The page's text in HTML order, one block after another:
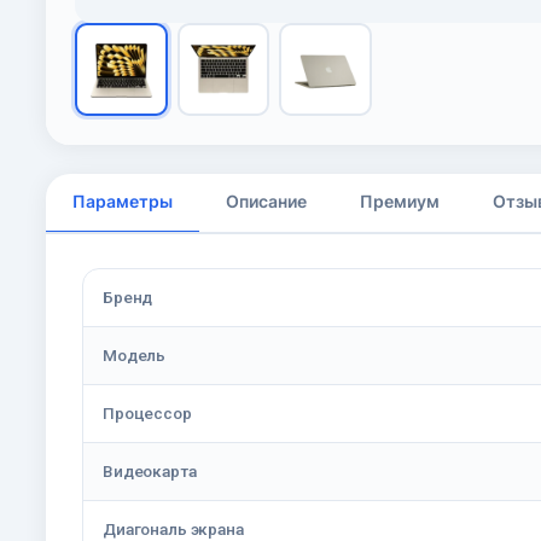
Параметры Описание Премиум
Бренд
Модель
Процессор
Видеокарта
Диагональ экрана